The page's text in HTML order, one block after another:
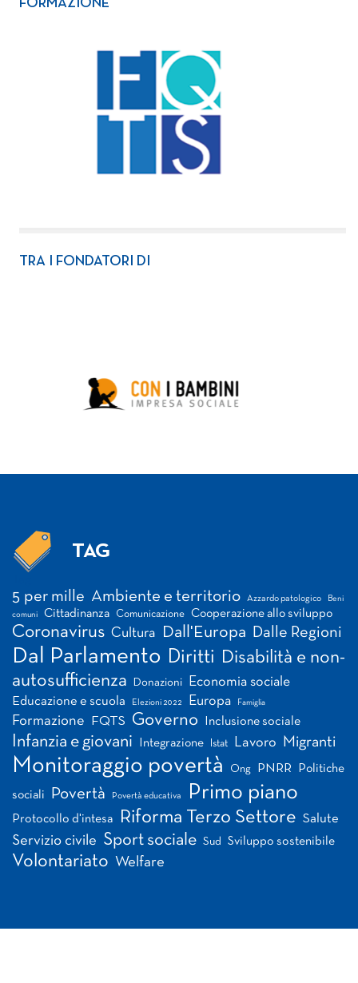
FORMAZIONE
TRA I FONDATORI DI
TAG
5 per mille Ambiente e territorio Azzardo patologico Beni
comuni Cittadinanza Comunicazione Cooperazione allo sviluppo
Coronavirus Cultura Dall'Europa Dalle Regioni
Dal Parlamento Diritti Disabilità e non-
autosufficienza
Donazioni Economia sociale
Educazione e scuola Elezioni 2022 Europa Famiglia
Formazione FQTS Governo Inclusione sociale
Infanzia e giovani Integrazione Istat Lavoro Migranti
Monitoraggio povertà Ong PNRR Politiche
sociali Povertà Povertà educativa Primo piano
Protocollo d'intesa Riforma Terzo Settore Salute
Servizio civile Sport sociale Sud Sviluppo sostenibile
Volontariato Welfare